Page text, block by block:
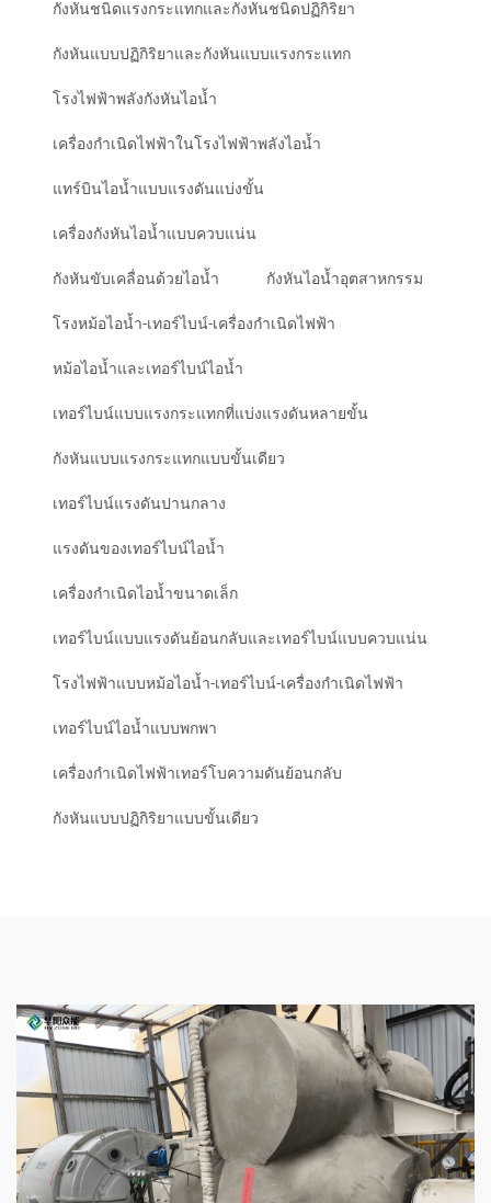
กังหันชนิดแรงกระแทกและกังหันชนิดปฏิกิริยา
กังหันแบบปฏิกิริยาและกังหันแบบแรงกระแทก
โรงไฟฟ้าพลังกังหันไอน้ำ
เครื่องกำเนิดไฟฟ้าในโรงไฟฟ้าพลังไอน้ำ
แทร์บินไอน้ำแบบแรงดันแบ่งขั้น
เครื่องกังหันไอน้ำแบบควบแน่น
กังหันขับเคลื่อนด้วยไอน้ำ กังหันไอน้ำอุตสาหกรรม
โรงหม้อไอน้ำ-เทอร์ไบน์-เครื่องกำเนิดไฟฟ้า
หม้อไอน้ำและเทอร์ไบน์ไอน้ำ
เทอร์ไบน์แบบแรงกระแทกที่แบ่งแรงดันหลายขั้น
กังหันแบบแรงกระแทกแบบขั้นเดียว
เทอร์ไบน์แรงดันปานกลาง
แรงดันของเทอร์ไบน์ไอน้ำ
เครื่องกำเนิดไอน้ำขนาดเล็ก
เทอร์ไบน์แบบแรงดันย้อนกลับและเทอร์ไบน์แบบควบแน่น
โรงไฟฟ้าแบบหม้อไอน้ำ-เทอร์ไบน์-เครื่องกำเนิดไฟฟ้า
เทอร์ไบน์ไอน้ำแบบพกพา
เครื่องกำเนิดไฟฟ้าเทอร์โบความดันย้อนกลับ
กังหันแบบปฏิกิริยาแบบขั้นเดียว